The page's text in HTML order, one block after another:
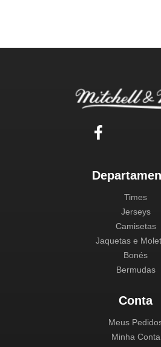
Times
Jerseys
Camisetas
Jaquetas e
Bonés
Bermudas
Conta
Meus
Minha Conta